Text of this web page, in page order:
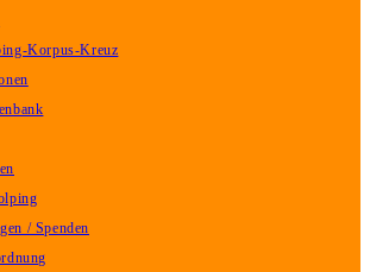
Korpus-Kreuz
/ Spenden